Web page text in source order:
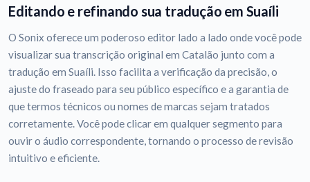
Editando e refinando sua tradução em Suaíli
O Sonix oferece um poderoso editor lado a lado onde você pode
visualizar sua transcrição original em Catalão junto com a
tradução em Suaíli. Isso facilita a verificação da precisão, o
ajuste do fraseado para seu público específico e a garantia de
que termos técnicos ou nomes de marcas sejam tratados
corretamente. Você pode clicar em qualquer segmento para
ouvir o áudio correspondente, tornando o processo de revisão
intuitivo e eficiente.